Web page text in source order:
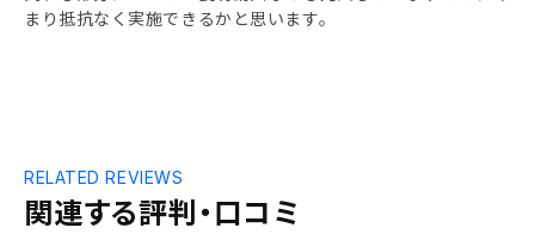
まり抵抗なく実施できるかと思います。
関連する評判・口コミ
RELATED REVIEWS